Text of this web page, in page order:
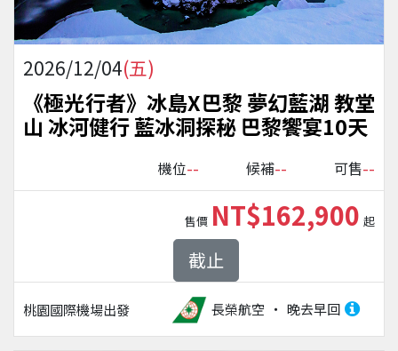
2026/12/04(五)
《極光行者》冰島X巴黎 夢幻藍湖 教堂
山 冰河健行 藍冰洞探秘 巴黎饗宴10天
機位-- 候補-- 可售--
桃園國際機場出發 長榮航空 晚去早回
售價 NT$162,900 起
截止